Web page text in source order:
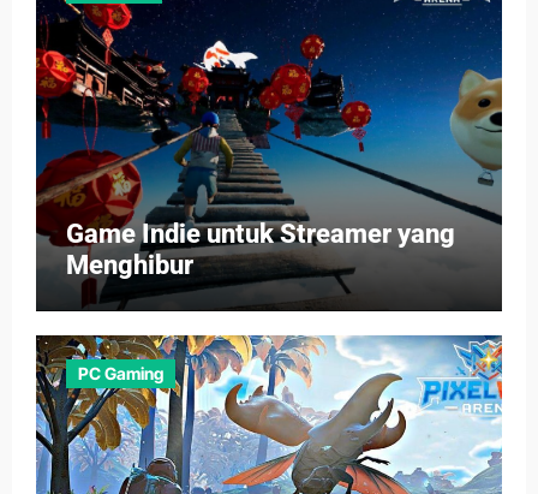
Game Indie untuk Streamer yang
Menghibur
PC Gaming